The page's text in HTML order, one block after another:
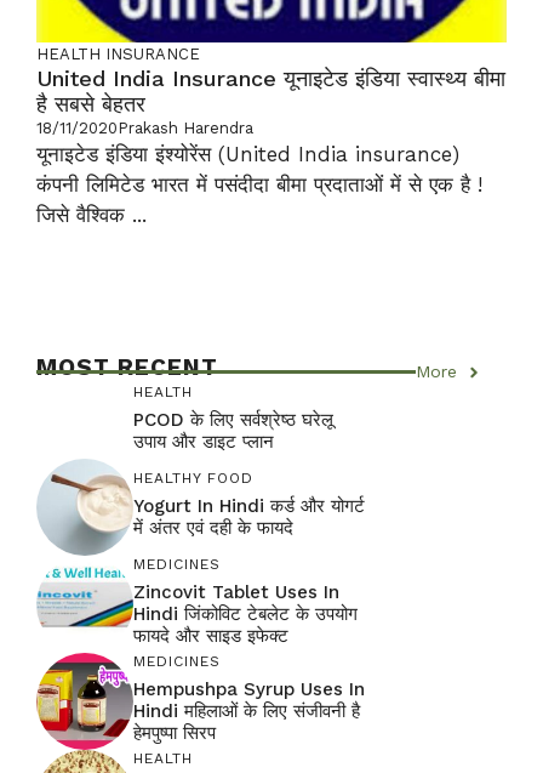
HEALTH INSURANCE
United India Insurance यूनाइटेड इंडिया स्वास्थ्य बीमा
है सबसे बेहतर
18/11/2020Prakash Harendra
यूनाइटेड इंडिया इंश्योरेंस (United India insurance)
कंपनी लिमिटेड भारत में पसंदीदा बीमा प्रदाताओं में से एक है !
जिसे वैश्विक ...
MOST RECENT More
HEALTH
PCOD के लिए सर्वश्रेष्ठ घरेलू
उपाय और डाइट प्लान
HEALTHY FOOD
Yogurt In Hindi कर्ड और योगर्ट
में अंतर एवं दही के फायदे
MEDICINES
Zincovit Tablet Uses In
Hindi जिंकोविट टेबलेट के उपयोग
फायदे और साइड इफेक्ट
MEDICINES
Hempushpa Syrup Uses In
Hindi महिलाओं के लिए संजीवनी है
हेमपुष्पा सिरप
HEALTH